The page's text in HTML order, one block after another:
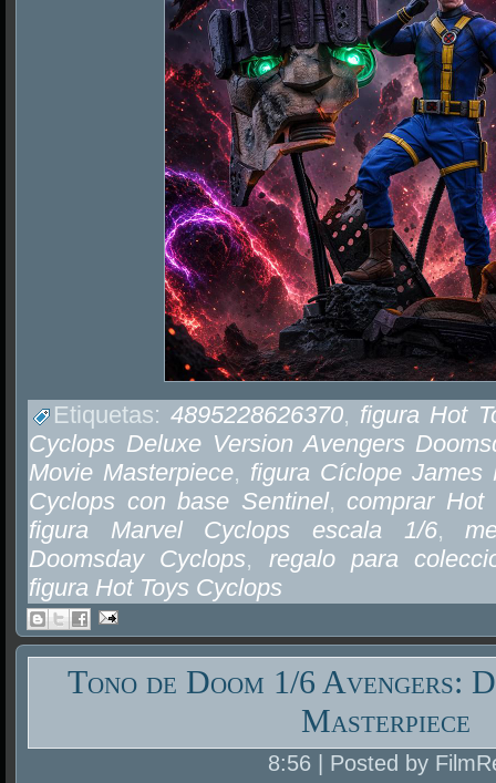
Etiquetas:4895228626370, figura Hot
Cyclops Deluxe Version Avengers
Movie Masterpiece, figura Cíclope James
Cyclops con base Sentinel, comprar Hot
figura Marvel Cyclops escala 1/6,
Doomsday Cyclops, regalo para
figura Hot Toys Cyclops
Tono de Doom 1/6 Avengers:
Masterpiece
8:56 | Posted by